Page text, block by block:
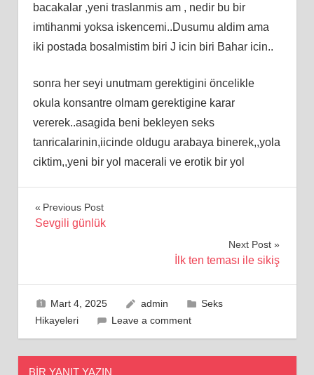
bacakalar ,yeni traslanmis am , nedir bu bir
imtihanmi yoksa iskencemi..Dusumu aldim ama
iki postada bosalmistim biri J icin biri Bahar icin..
sonra her seyi unutmam gerektigini öncelikle
okula konsantre olmam gerektigine karar
vererek..asagida beni bekleyen seks
tanricalarinin,iicinde oldugu arabaya binerek,,yola
ciktim,,yeni bir yol macerali ve erotik bir yol
Yazı
Previous Post
Sevgili günlük
Next Post
İlk ten teması ile sikiş
Mart 4, 2025 admin
Seks
Hikayeleri
Leave a comment
BIR YANIT YAZIN